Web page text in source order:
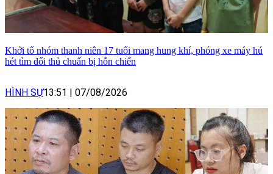
Khởi tố nhóm thanh niên 17 tuổi mang hung khí, phóng xe máy hú
hét tìm đối thủ chuẩn bị hỗn chiến
HÌNH SỰ13:51 | 07/08/2026